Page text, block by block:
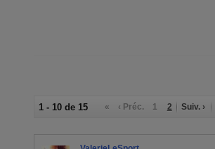
1 - 10 de 15 « ‹ Préc. 1 2 Suiv. ›